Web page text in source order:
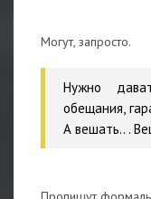
Могут, запросто.
Нужно
обещания,
А вешать.. .